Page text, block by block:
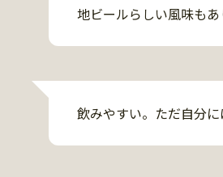
地ビールらしい風味もあ
飲みやすい。ただ自分に